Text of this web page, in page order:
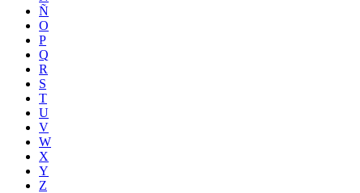
Ñ
O
P
Q
R
S
T
U
V
W
X
Y
Z